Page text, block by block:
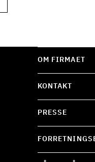
OM FIRMAET
KONTAKT
PRESSE